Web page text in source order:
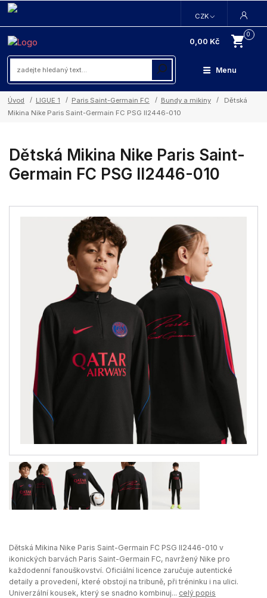
Menu
CZK
0
0,00 Kč
Úvod LIGUE 1 Paris Saint-Germain FC Bundy a mikiny
Dětská
Mikina Nike Paris Saint-Germain FC PSG II2446-010
Dětská Mikina Nike Paris Saint-
Germain FC PSG II2446-010
Dětská Mikina Nike Paris Saint-Germain FC PSG II2446-010 v
ikonických barvách Paris Saint-Germain FC, navržený Nike pro
každodenní fanouškovství. Oficiální licence zaručuje autentické
detaily a provedení, které obstojí na tribuně, při tréninku i na ulici.
Univerzální kousek, který se snadno kombinuj... celý popis